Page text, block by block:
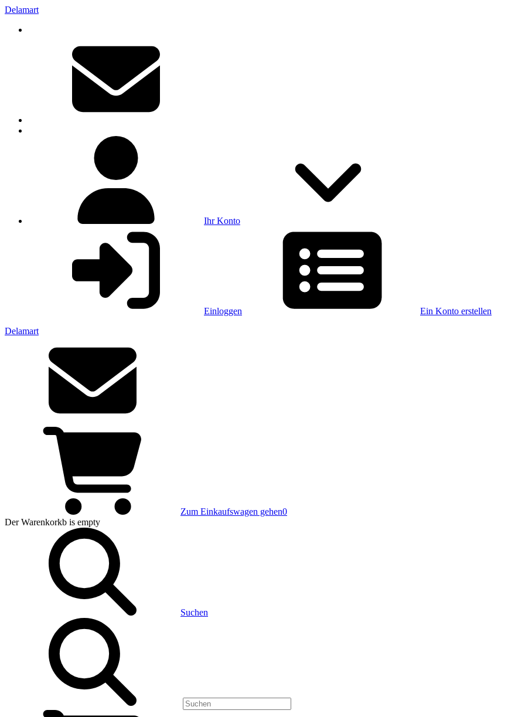
Delamart
Ihr Konto
Einloggen Ein Konto erstellen
Delamart
Zum Einkaufswagen gehen0
Der Warenkorkb is empty
Suchen